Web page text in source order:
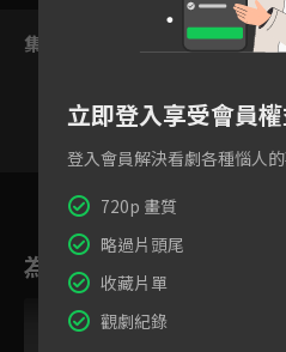
集數列表
為您推薦
立即登入享受會員
登入會員解決看劇各種惱人
720p 畫質
略過片頭尾
收藏片單
觀劇紀錄